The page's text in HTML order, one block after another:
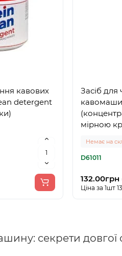
кавових
detergent
Засіб
мірною
Немає на
D61011
132.00грн
Ціна за 1шт
секрети довгої